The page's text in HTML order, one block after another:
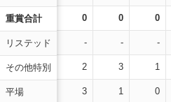
重賞合計
リステッド
その他特別
平場
0 0 0
- - -
2 3 1
3 1 0